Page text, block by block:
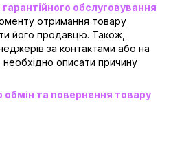
обслуговування
отримання товару
його продавцю. Також,
за контактами або на
необхідно описати причину
обмін та повернення товару